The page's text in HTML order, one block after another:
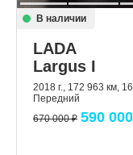
В наличии
LADA
Largus I
2018 г., 172 963 км,
Передний
670 000 ₽ 590